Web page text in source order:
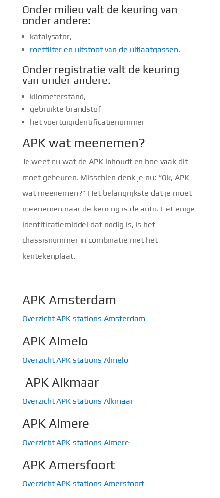
Onder milieu valt de keuring van
onder andere:
katalysator,
roetfilter en uitstoot van de uitlaatgassen.
Onder registratie valt de keuring
van onder andere:
kilometerstand,
gebruikte brandstof
het voertuigidentificatienummer
APK wat meenemen?
Je weet nu wat de APK inhoudt en hoe vaak dit
moet gebeuren. Misschien denk je nu: “Ok, APK
wat meenemen?” Het belangrijkste dat je moet
meenemen naar de keuring is de auto. Het enige
identificatiemiddel dat nodig is, is het
chassisnummer in combinatie met het
kentekenplaat.
APK Amsterdam
Overzicht APK stations Amsterdam
APK Almelo
Overzicht APK stations Almelo
APK Alkmaar
Overzicht APK stations Alkmaar
APK Almere
Overzicht APK stations Almere
APK Amersfoort
Overzicht APK stations Amersfoort